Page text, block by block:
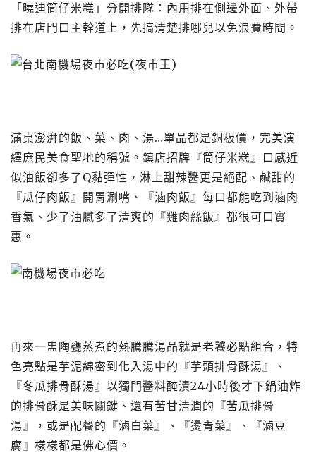
「曉迪筒仔米糕」分開排隊：內用排在側邊外面、外帶
排在店門口主幹道上，先搞清楚排哪兒以免浪費時間。
滿桌澎湃的飯、菜、肉、湯…單品都是銅板價，完美演
繹庶民美食聖地的稱號。鎮店招牌『筒仔米糕』口感近
似油飯卻多了Q黏彈性，淋上甜辣醬更是絕配、鹹甜的
『瓜仔肉飯』開胃涮嘴、『滷肉飯』每口都能吃到滷肉
香氣、少了油膩多了清爽的『雞肉絲飯』都很可口實
惠。
再來一盅陶甕蒸煮的熱騰騰湯品就是老饕必點組合，特
色亮點是芋泥綿密到化入湯中的『芋頭排骨酥湯』、
『冬瓜排骨酥湯』以獨門醬料醃漬24小時後才下鍋油炸
的排骨酥是美味關鍵、還有苦甘清潤的『苦瓜排骨
湯』，或是配餐的『滷白菜』、『燙青菜』、『滷豆
腐』樣樣都是佛心價。